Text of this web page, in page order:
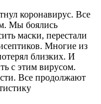
коронавирус. Все
Мы боялись
маски, перестали
Многие из
близких. И
с этим вирусом.
Все продолжают